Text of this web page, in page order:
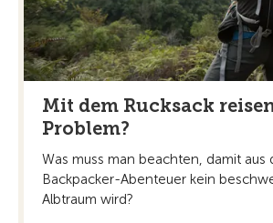
Mit dem Rucksack
Problem?
Was muss man beachten, damit aus
Backpacker-Abenteuer kein
Albtraum wird?